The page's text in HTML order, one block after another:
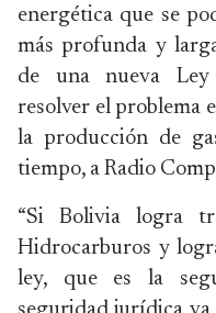
energética que se
más profunda y
de una nueva
resolver el problema
la producción de
tiempo, a Radio
“Si Bolivia logra
Hidrocarburos y
ley, que es la